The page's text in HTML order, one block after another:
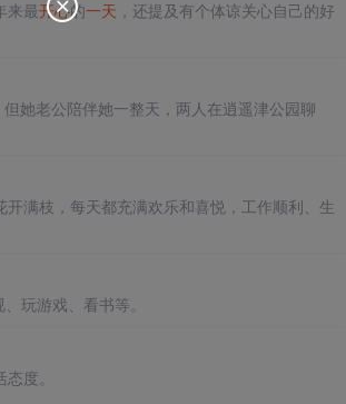
来最开心的一天 ，还提及有个体谅关心自己的好
她老公陪伴她一整天，两人在逍遥津公园聊
满枝，每天都充满欢乐和喜悦，工作顺利、生
玩游戏、看书等。
度。